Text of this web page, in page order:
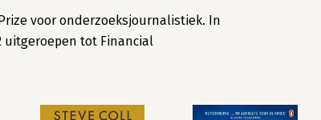
voor onderzoeksjournalistiek. In
uitgeroepen tot Financial